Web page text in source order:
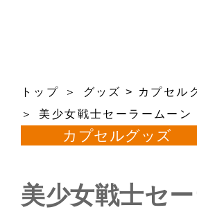
トップ グッズ >
カプセル
美少女戦士セーラームー
カプセルグッズ
美少女戦士セ